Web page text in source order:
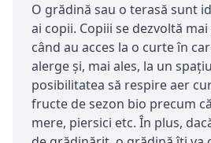
O grădină sau o terasă sunt
ai copii. Copiii se dezvoltă
când au acces la o curte în
alerge și, mai ales, la un
posibilitatea să respire aer
fructe de sezon bio precum
mere, piersici etc. În plus,